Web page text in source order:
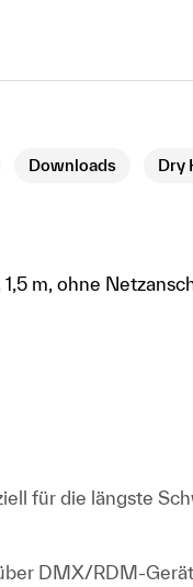
Downloads Dry
m, ohne
für die längste
DMX/RDM-